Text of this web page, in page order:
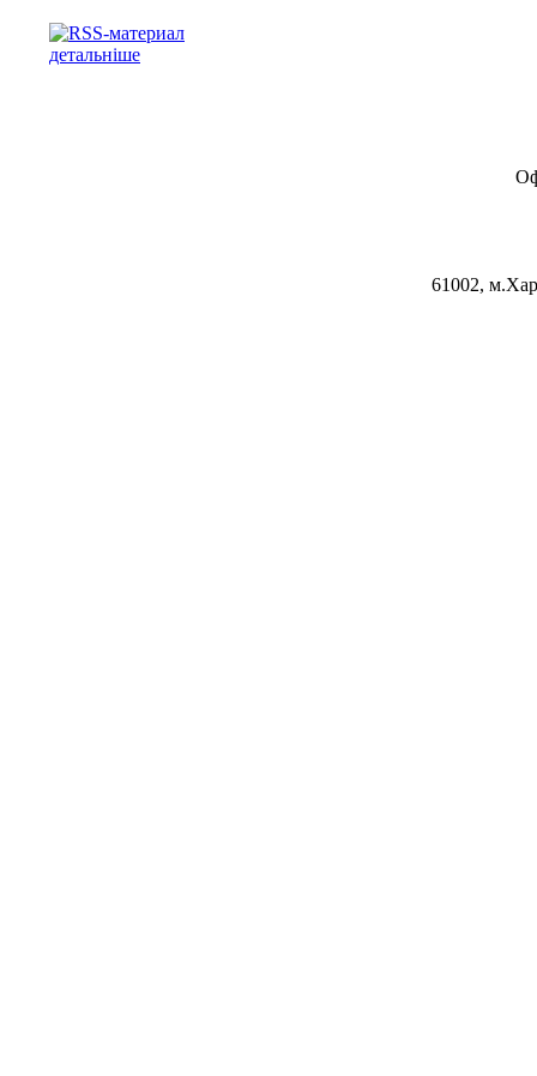
детальніше
61002,